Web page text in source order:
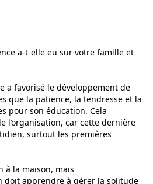
a-t-elle eu sur votre famille et
a favorisé le développement de
que la patience, la tendresse et la
pour son éducation. Cela
l’organisation, car cette dernière
surtout les premières
à la maison, mais
doit apprendre à gérer la solitude